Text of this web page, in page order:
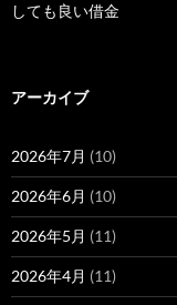
しても良い借金
アーカイブ
2026年7月 (10)
2026年6月 (10)
2026年5月 (11)
2026年4月 (11)